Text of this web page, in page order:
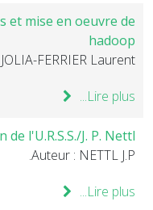
et mise en oeuvre de
hadoop
FERRIER Laurent
Lire plus...
de l'U.R.S.S./J. P. Nettl.
Auteur : NETTL J.P.
Lire plus...